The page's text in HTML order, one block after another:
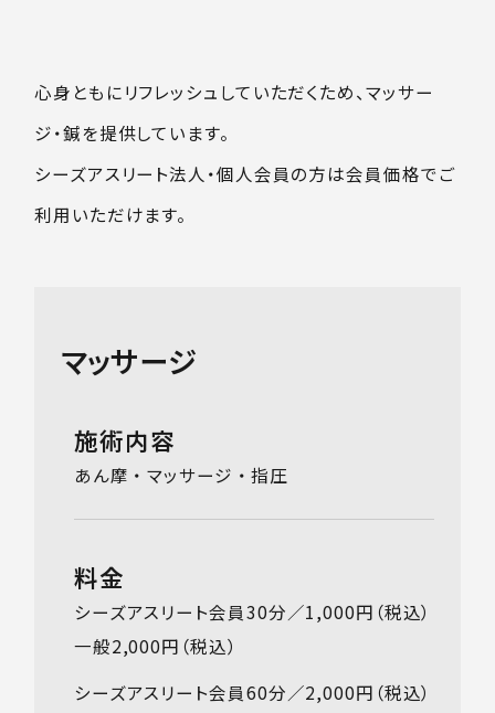
心身ともにリフレッシュしていただくため、マッサー
ジ・鍼を提供しています。
シーズアスリート法人・個人会員の方は会員価格でご
利用いただけます。
マッサージ
施術内容
あん摩 ・ マッサージ ・ 指圧
料金
シーズアスリート会員30分／1,000円（税込）
一般2,000円（税込）
シーズアスリート会員60分／2,000円（税込）